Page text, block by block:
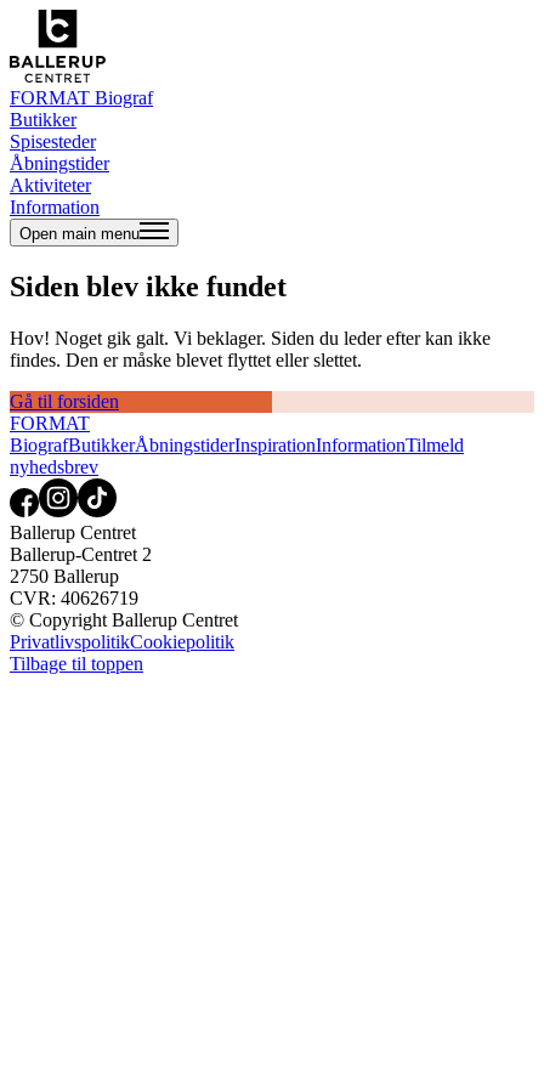
FORMAT Biograf
Butikker
Spisesteder
Åbningstider
Aktiviteter
Information
Open main menu
Siden blev ikke fundet
Hov! Noget gik galt. Vi beklager. Siden du leder efter kan ikke
findes. Den er måske blevet flyttet eller slettet.
Gå til forsiden
FORMAT
BiografButikkerÅbningstiderInspirationInformationTilmeld
nyhedsbrev
Ballerup Centret
Ballerup-Centret 2
2750 Ballerup
CVR: 40626719
© Copyright Ballerup Centret
PrivatlivspolitikCookiepolitik
Tilbage til toppen